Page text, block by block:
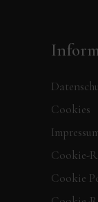
Cookies
Cookie-
Cookie